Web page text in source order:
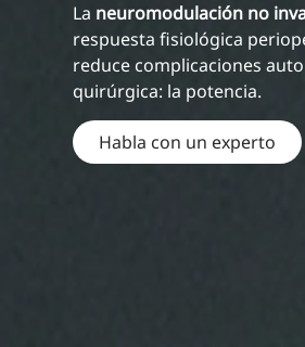
La neuromodulación no
respuesta fisiológica
reduce complicaciones
quirúrgica: la potencia.
Habla con un experto